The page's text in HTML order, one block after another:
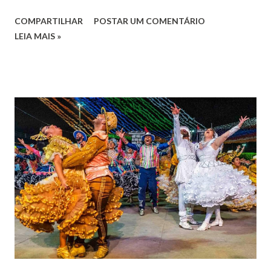
José de Faro Leitão, porém o casamento acabou com o
indiciamento para apropriar-se da volumosa herança. Em
1862, transferiu-se para o Rio de Janeiro e casou-se com
uma irmã do Visconde de Uruguai. O Barão de Maruim
apresentou uma grande dedicação à atividade agrícola, que
lhe proporcionou uma grande reserva financeira. João
Gomes de Melo mandou construir a Igreja Matriz de Nosso
Senhor Bom Jesus dos Passos, que foi inaugurada em 1862 e
doada ao vigário Pe. José Joaquim de Vasconcelos. A Igreja
Matriz...
COMPARTILHAR
POSTAR UM COMENTÁRIO
LEIA MAIS »